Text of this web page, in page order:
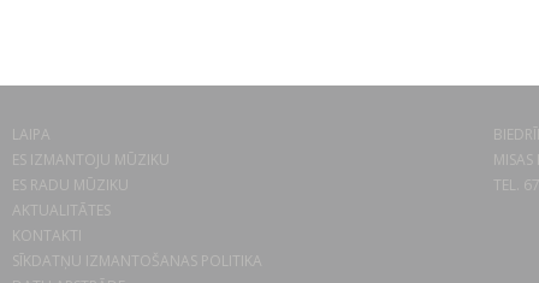
LAIPA
ES IZMANTOJU MŪZIKU
ES RADU MŪZIKU
AKTUALITĀTES
KONTAKTI
SĪKDATŅU IZMANTOŠANAS POLITIKA
TEL.